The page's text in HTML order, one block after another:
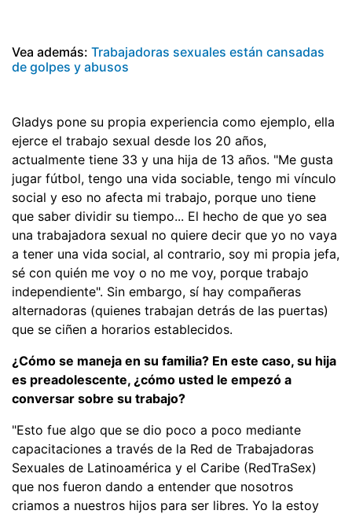
Vea además: Trabajadoras sexuales están cansadas
de golpes y abusos
Gladys pone su propia experiencia como ejemplo, ella
ejerce el trabajo sexual desde los 20 años,
actualmente tiene 33 y una hija de 13 años. "Me gusta
jugar fútbol, tengo una vida sociable, tengo mi vínculo
social y eso no afecta mi trabajo, porque uno tiene
que saber dividir su tiempo... El hecho de que yo sea
una trabajadora sexual no quiere decir que yo no vaya
a tener una vida social, al contrario, soy mi propia jefa,
sé con quién me voy o no me voy, porque trabajo
independiente". Sin embargo, sí hay compañeras
alternadoras (quienes trabajan detrás de las puertas)
que se ciñen a horarios establecidos.
¿Cómo se maneja en su familia? En este caso, su hija
es preadolescente, ¿cómo usted le empezó a
conversar sobre su trabajo?
"Esto fue algo que se dio poco a poco mediante
capacitaciones a través de la Red de Trabajadoras
Sexuales de Latinoamérica y el Caribe (RedTraSex)
que nos fueron dando a entender que nosotros
criamos a nuestros hijos para ser libres. Yo la estoy